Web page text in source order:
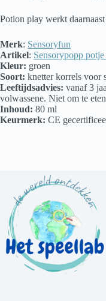
Potion play werkt
Merk: Sensoryfun
Artikel: Sensorypopp
Kleur: groen
Soort: knetter korrels voor
Leeftijdsadvies: vanaf 3
volwassene. Niet om te
Inhoud: 80 ml
Keurmerk: CE